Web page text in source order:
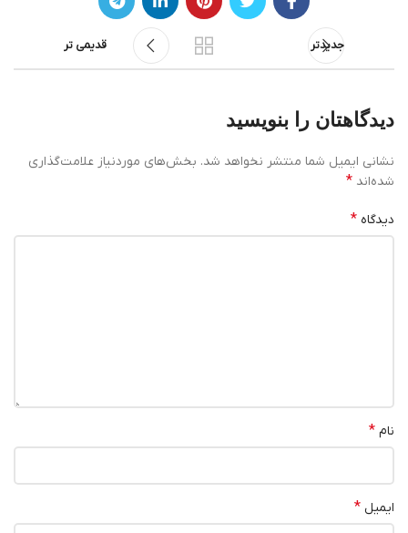
جدیدتر قدیمی تر
دیدگاهتان را بنویسید
نشانی ایمیل شما منتشر نخواهد شد. بخش‌های موردنیاز علامت‌گذاری
شده‌اند *
دیدگاه *
نام *
ایمیل *